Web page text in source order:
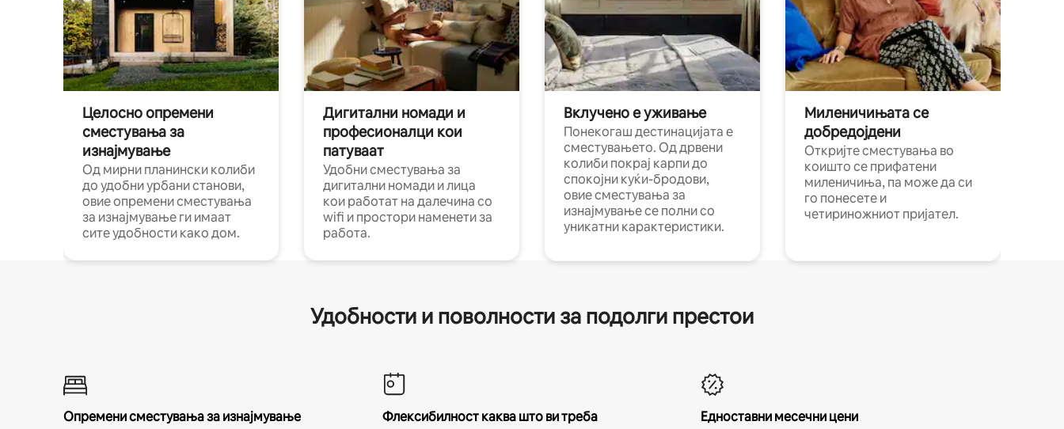
Целосно опремени
сместувања за
изнајмување
Од мирни планински колиби
до удобни урбани станови,
овие опремени сместувања
за изнајмување ги имаат
сите удобности како дом.
Дигитални номади и
професионалци кои
патуваат
Удобни сместувања за
дигитални номади и лица
кои работат на далечина со
wifi и простори наменети за
работа.
Вклучено е уживање
Понекогаш дестинацијата е
сместувањето. Од дрвени
колиби покрај карпи до
спокојни куќи-бродови,
овие сместувања за
изнајмување се полни со
уникатни карактеристики.
Миленичињата се
добредојдени
Откријте сместувања во
коишто се прифатени
миленичиња, па може да си
го понесете и
четириножниот пријател.
Удобности и поволности за подолги престои
Опремени сместувања за изнајмување
Флексибилност каква што ви треба
Едноставни месечни цени